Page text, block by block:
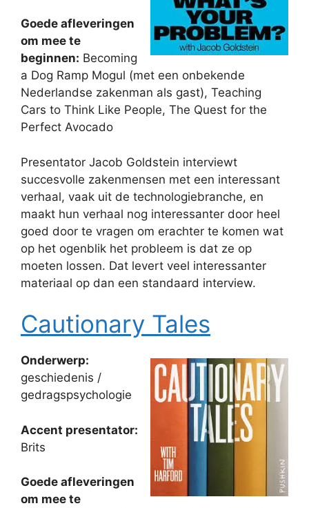
Goede afleveringen
om mee te
beginnen: Becoming
a Dog Ramp Mogul (met een onbekende
Nederlandse zakenman als gast), Teaching
Cars to Think Like People, The Quest for the
Perfect Avocado
Presentator Jacob Goldstein interviewt
succesvolle zakenmensen met een interessant
verhaal, vaak uit de technologiebranche, en
maakt hun verhaal nog interessanter door heel
goed door te vragen om erachter te komen wat
op het ogenblik het probleem is dat ze op
moeten lossen. Dat levert veel interessanter
materiaal op dan een standaard interview.
Cautionary Tales
Onderwerp:
geschiedenis /
gedragspsychologie
Accent presentator:
Brits
Goede afleveringen
om mee te